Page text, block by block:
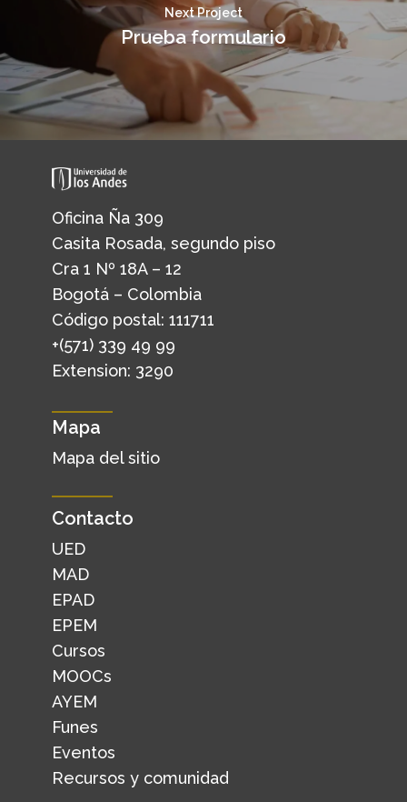
Next Project
Prueba formulario
Oficina Ña 309
Casita Rosada, segundo piso
Cra 1 Nº 18A – 12
Bogotá – Colombia
Código postal: 111711
+(571) 339 49 99
Extension: 3290
Mapa
Mapa del sitio
Contacto
UED
MAD
EPAD
EPEM
Cursos
MOOCs
AYEM
Funes
Eventos
Recursos y comunidad